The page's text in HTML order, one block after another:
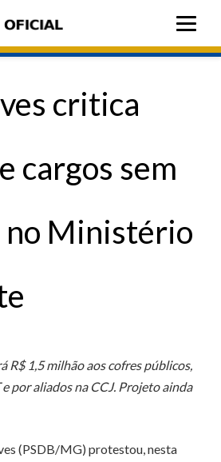
critica
cargos sem
no Ministério
R$ 1,5 milhão aos cofres públicos,
por aliados na CCJ. Projeto ainda
(PSDB/MG) protestou, nesta